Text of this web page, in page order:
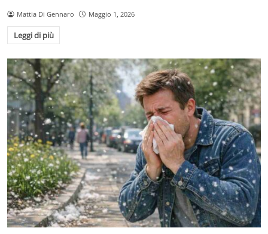
Mattia Di Gennaro Maggio 1, 2026
Leggi di più